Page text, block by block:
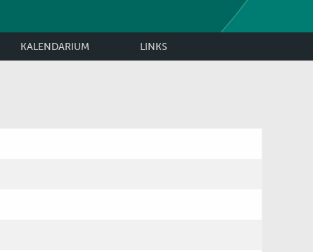
KALENDARIUM LINKS